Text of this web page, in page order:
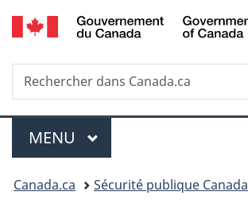
Passer
au
principal
Passer
à
Au
du
Passer
à
version
simplifiée
Recherche
Rechercher
dans
Menu
MENU PRINCIPAL
Vous
Canada.ca Sécurité publique Canada